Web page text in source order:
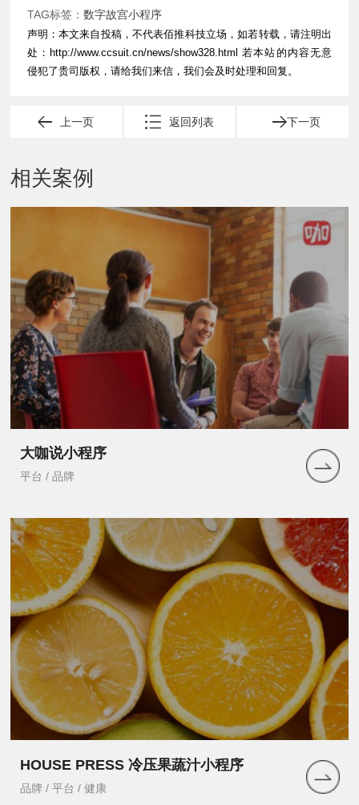
TAG标签： 数字故宫小程序
声明：本文来自投稿，不代表佰推科技立场，如若转载，请注明出
处： http://www.ccsuit.cn/news/show328.html 若本站的内容无意
侵犯了贵司版权，请给我们来信，我们会及时处理和回复。
上一页 下一页
返回列表
相关案例
大咖说小程序
平台 / 品牌
HOUSE PRESS 冷压果蔬汁小程序
品牌 / 平台 / 健康